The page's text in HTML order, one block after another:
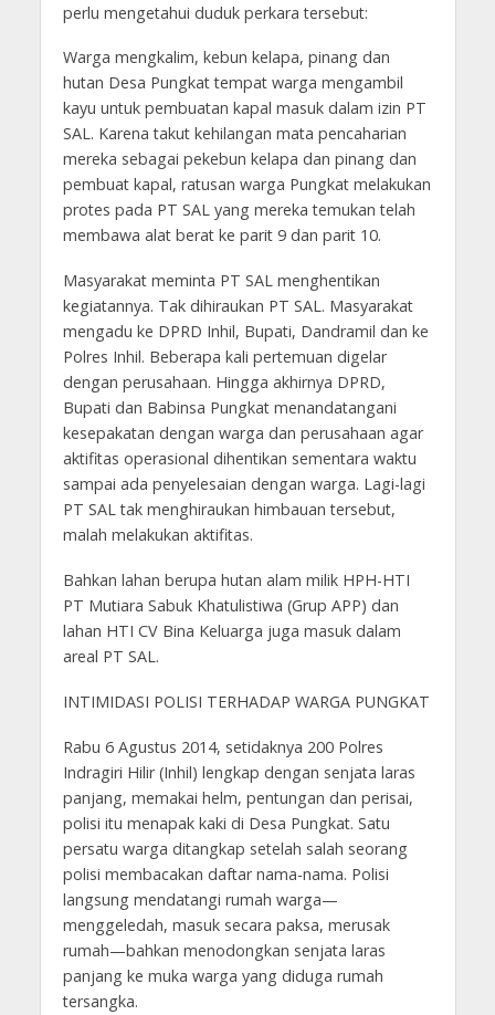
perlu mengetahui duduk perkara tersebut:
Warga mengkalim, kebun kelapa, pinang dan
hutan Desa Pungkat tempat warga mengambil
kayu untuk pembuatan kapal masuk dalam izin PT
SAL. Karena takut kehilangan mata pencaharian
mereka sebagai pekebun kelapa dan pinang dan
pembuat kapal, ratusan warga Pungkat melakukan
protes pada PT SAL yang mereka temukan telah
membawa alat berat ke parit 9 dan parit 10.
Masyarakat meminta PT SAL menghentikan
kegiatannya. Tak dihiraukan PT SAL. Masyarakat
mengadu ke DPRD Inhil, Bupati, Dandramil dan ke
Polres Inhil. Beberapa kali pertemuan digelar
dengan perusahaan. Hingga akhirnya DPRD,
Bupati dan Babinsa Pungkat menandatangani
kesepakatan dengan warga dan perusahaan agar
aktifitas operasional dihentikan sementara waktu
sampai ada penyelesaian dengan warga. Lagi-lagi
PT SAL tak menghiraukan himbauan tersebut,
malah melakukan aktifitas.
Bahkan lahan berupa hutan alam milik HPH-HTI
PT Mutiara Sabuk Khatulistiwa (Grup APP) dan
lahan HTI CV Bina Keluarga juga masuk dalam
areal PT SAL.
INTIMIDASI POLISI TERHADAP WARGA PUNGKAT
Rabu 6 Agustus 2014, setidaknya 200 Polres
Indragiri Hilir (Inhil) lengkap dengan senjata laras
panjang, memakai helm, pentungan dan perisai,
polisi itu menapak kaki di Desa Pungkat. Satu
persatu warga ditangkap setelah salah seorang
polisi membacakan daftar nama-nama. Polisi
langsung mendatangi rumah warga—
menggeledah, masuk secara paksa, merusak
rumah—bahkan menodongkan senjata laras
panjang ke muka warga yang diduga rumah
tersangka.